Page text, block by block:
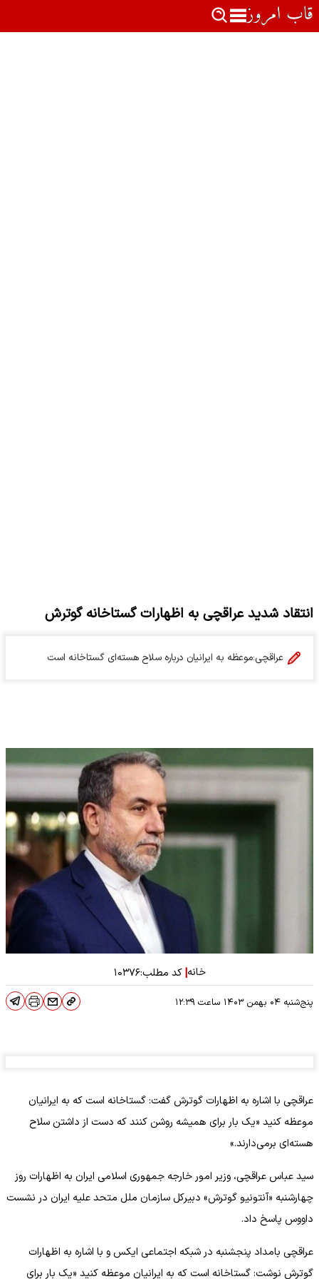
انتقاد شدید عراقچی به اظهارات گستاخانه گوترش
عراقچی:موعظه به ایرانیان درباره سلاح هسته‌ای گستاخانه است
خانه| کد مطلب:۱۰۳۷۶
پنج‌شنبه ۰۴ بهمن ۱۴۰۳ ساعت
عراقچی با اشاره به اظهارات گوترش گفت: گستاخانه است که به ایرانیان
موعظه کنید «یک بار برای همیشه روشن کنند که دست از داشتن سلاح
هسته‌ای برمی‌دارند.»
سید عباس عراقچی، وزیر امور خارجه جمهوری اسلامی ایران به اظهارات روز
چهارشنبه «آنتونیو گوترش» دبیرکل سازمان ملل متحد علیه ایران در نشست
داووس پاسخ داد.
عراقچی بامداد پنجشنبه در شبکه اجتماعی ایکس و با اشاره به اظهارات
گوترش نوشت: گستاخانه است که به ایرانیان موعظه کنید «یک بار برای